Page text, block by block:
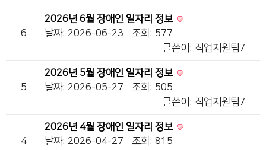
6
2026년 6월 장애인 일자리 정보
날짜: 2026-06-23
조회: 577
글쓴이: 직업지원팀7
5
2026년 5월 장애인 일자리 정보
날짜: 2026-05-27
조회: 505
글쓴이: 직업지원팀7
4
2026년 4월 장애인 일자리 정보
날짜: 2026-04-27
조회: 815